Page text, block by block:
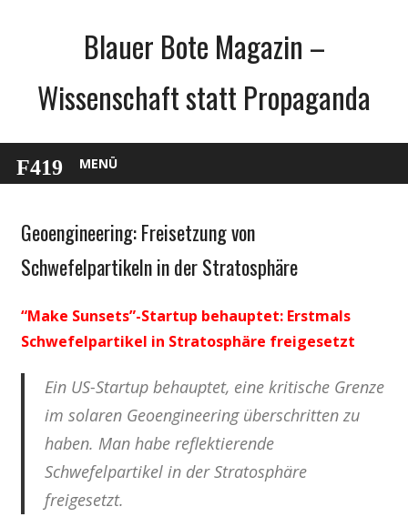
Blauer Bote Magazin –
Wissenschaft statt Propaganda
MENÜ
Gesellschaft
Wirtschaft
Wissenschaft
Geoengineering: Freisetzung von
Schwefelpartikeln in der Stratosphäre
“Make Sunsets”-Startup behauptet: Erstmals
Schwefelpartikel in Stratosphäre freigesetzt
Ein US-Startup behauptet, eine kritische Grenze
im solaren Geoengineering überschritten zu
haben. Man habe reflektierende
Schwefelpartikel in der Stratosphäre
freigesetzt.